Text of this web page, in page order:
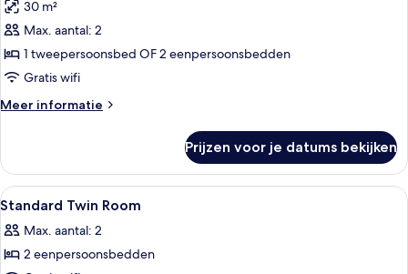
voor
Room
Superior
laden
30 m²
Max. aantal: 2
1 tweepersoonsbed OF 2 eenpersoonsbedden
Gratis wifi
Meer informatie
Meer
Superior
Prijzen voor je datums bekijken
Alle
foto's
voor
Standard
1
Standard Twin Room
Max. aantal: 2
2 eenpersoonsbedden